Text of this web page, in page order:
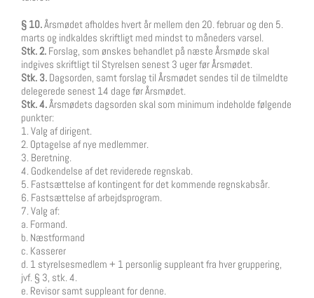
§ 10.Årsmødet afholdes hvert år mellem den 20. februar og den 5.
marts og indkaldes skriftligt med mindst to måneders varsel.
Stk. 2. Forslag, som ønskes behandlet på næste Årsmøde skal
indgives skriftligt til Styrelsen senest 3 uger før Årsmødet.
Stk. 3. Dagsorden, samt forslag til Årsmødet sendes til de tilmeldte
delegerede senest 14 dage før Årsmødet.
Stk. 4.Årsmødets dagsorden skal som minimum indeholde følgende
punkter:
1. Valg af dirigent.
2. Optagelse af nye medlemmer.
3. Beretning.
4. Godkendelse af det reviderede regnskab.
5. Fastsættelse af kontingent for det kommende regnskabsår.
6. Fastsættelse af arbejdsprogram.
7. Valg af:
a. Formand.
b. Næstformand
c. Kasserer
d. 1 styrelsesmedlem + 1 personlig suppleant fra hver gruppering,
jvf. § 3, stk. 4.
e. Revisor samt suppleant for denne.